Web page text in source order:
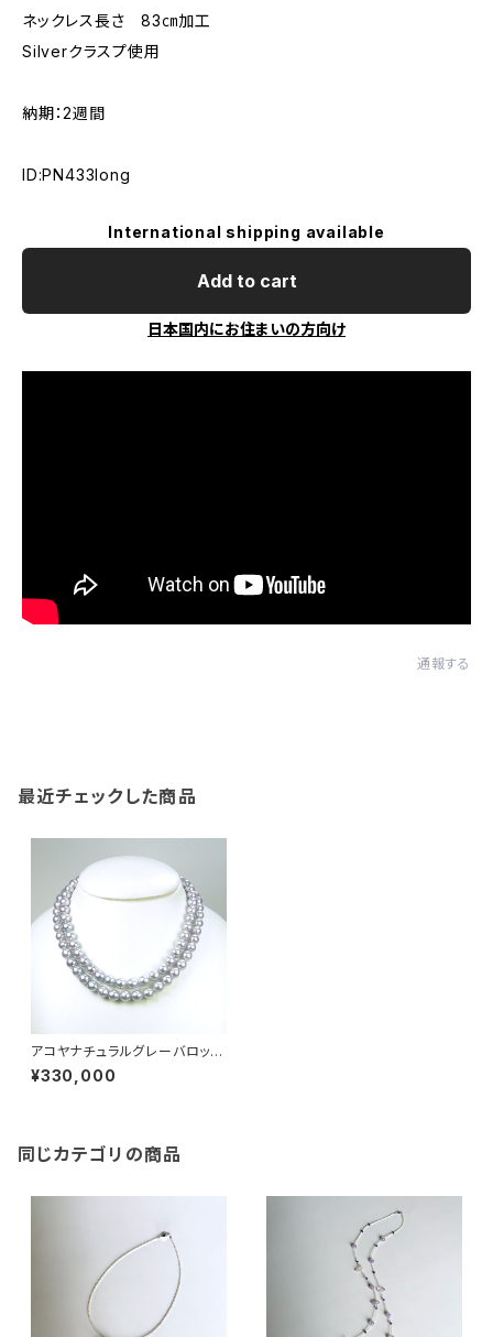
ネックレス長さ 83㎝加工
Silverクラスプ使用
納期：2週間
ID:PN433long
International shipping available
Add to cart
日本国内にお住まいの方向け
通報する
最近チェックした商品
アコヤナチュラルグレーバロック
パールネックレス（ロング） 9.5
㎜-10.0㎜ PN433long
¥330,000
同じカテゴリの商品